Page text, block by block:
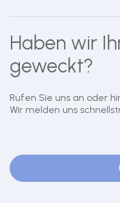
Haben wir
geweckt?
Rufen Sie uns an oder
Wir melden uns